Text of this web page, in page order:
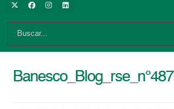
Banesco_Blog_rse_n°487